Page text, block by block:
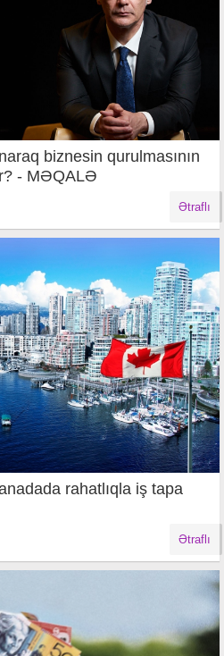
biznesin qurulmasının
- MƏQALƏ
Ətraflı
rahatlıqla iş tapa
Ətraflı